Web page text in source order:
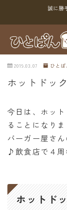
誠に勝
MENU
ブログ
YouTube
X（Twitter）
Instagram
ポイント
2019.03.07 ひと
ホットドッ
今日は、ホッ
ることになり
バーガー屋さ
♪飲食店で４周
ホットド